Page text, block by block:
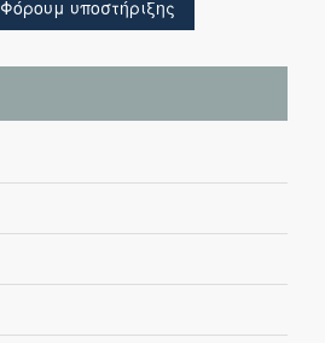
Φόρουμ υποστήριξης